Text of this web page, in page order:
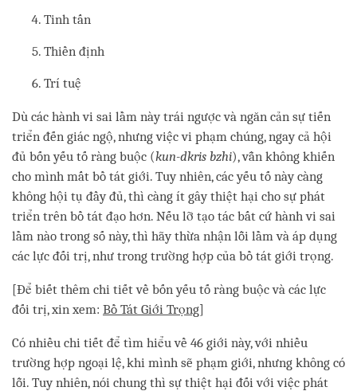
Tinh tấn
Thiền định
Trí tuệ
Dù các hành vi sai lầm này trái ngược và ngăn cản sự tiến
triển đến giác ngộ, nhưng việc vi phạm chúng, ngay cả hội
đủ bốn yếu tố ràng buộc (kun-dkris bzhi), vẫn không khiến
cho mình mất bồ tát giới. Tuy nhiên, các yếu tố này càng
không hội tụ đầy đủ, thì càng ít gây thiệt hại cho sự phát
triển trên bồ tát đạo hơn. Nếu lỡ tạo tác bất cứ hành vi sai
lầm nào trong số này, thì hãy thừa nhận lỗi lầm và áp dụng
các lực đối trị, như trong trường hợp của bồ tát giới trọng.
[Để biết thêm chi tiết về bốn yếu tố ràng buộc và các lực
đối trị, xin xem: Bồ Tát Giới Trọng]
Có nhiều chi tiết để tìm hiểu về 46 giới này, với nhiều
trường hợp ngoại lệ, khi mình sẽ phạm giới, nhưng không có
lỗi. Tuy nhiên, nói chung thì sự thiệt hại đối với việc phát